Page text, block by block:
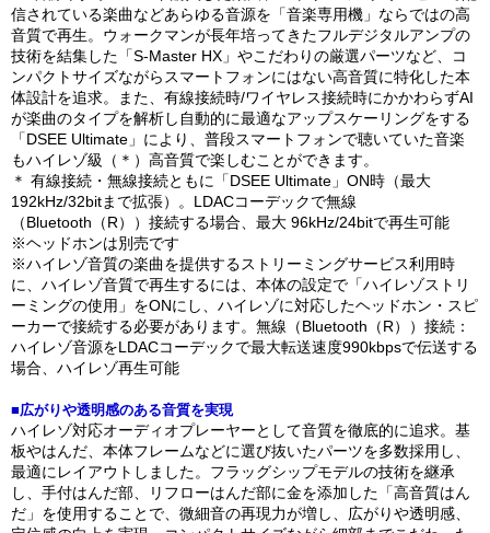
信されている楽曲などあらゆる音源を「音楽専用機」ならではの高
音質で再生。ウォークマンが長年培ってきたフルデジタルアンプの
技術を結集した「S-Master HX」やこだわりの厳選パーツなど、コ
ンパクトサイズながらスマートフォンにはない高音質に特化した本
体設計を追求。また、有線接続時/ワイヤレス接続時にかかわらずAI
が楽曲のタイプを解析し自動的に最適なアップスケーリングをする
「DSEE Ultimate」により、普段スマートフォンで聴いていた音楽
もハイレゾ級（＊）高音質で楽しむことができます。
＊ 有線接続・無線接続ともに「DSEE Ultimate」ON時（最大
192kHz/32bitまで拡張）。LDACコーデックで無線
（Bluetooth（R））接続する場合、最大 96kHz/24bitで再生可能
※ヘッドホンは別売です
※ハイレゾ音質の楽曲を提供するストリーミングサービス利用時
に、ハイレゾ音質で再生するには、本体の設定で「ハイレゾストリ
ーミングの使用」をONにし、ハイレゾに対応したヘッドホン・スピ
ーカーで接続する必要があります。無線（Bluetooth（R））接続：
ハイレゾ音源をLDACコーデックで最大転送速度990kbpsで伝送する
場合、ハイレゾ再生可能
■広がりや透明感のある音質を実現
ハイレゾ対応オーディオプレーヤーとして音質を徹底的に追求。基
板やはんだ、本体フレームなどに選び抜いたパーツを多数採用し、
最適にレイアウトしました。フラッグシップモデルの技術を継承
し、手付はんだ部、リフローはんだ部に金を添加した「高音質はん
だ」を使用することで、微細音の再現力が増し、広がりや透明感、